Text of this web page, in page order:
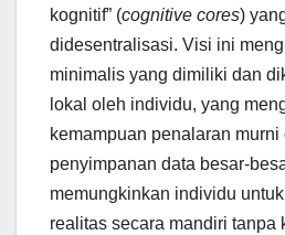
kognitif” (cognitive cores)
didesentralisasi. Visi ini
minimalis yang dimiliki dan
lokal oleh individu, yang
kemampuan penalaran murni
penyimpanan data besar-
memungkinkan individu
realitas secara mandiri tanpa